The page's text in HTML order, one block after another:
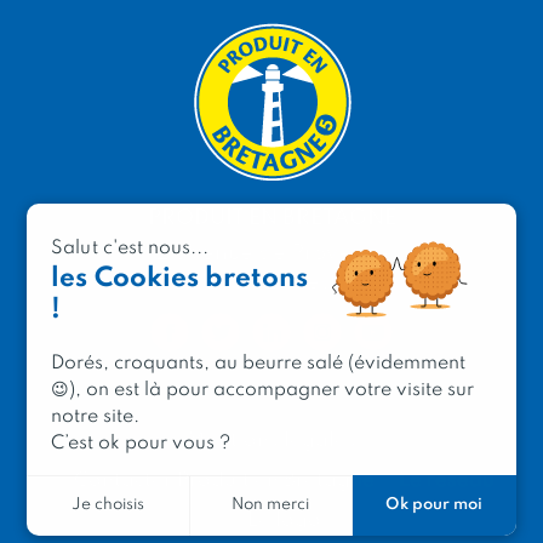
2 avenue de Provence
29200 Brest
Mentions légales
Contacter Produit en Bretagne
Le réseau
Salut c'est nous...
les Cookies bretons
!
Dorés, croquants, au beurre salé (évidemment
😉), on est là pour accompagner votre visite sur
notre site.
C’est ok pour vous ?
Je choisis Non merci Ok pour moi